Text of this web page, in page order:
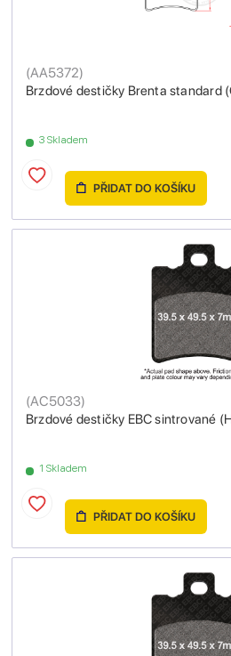
Brzdové destičky Brenta standard
(AA5372)
3 Skladem
PŘIDAT DO KOŠÍKU
Brzdové destičky EBC sintrované
(AC5033)
1 Skladem
PŘIDAT DO KOŠÍKU